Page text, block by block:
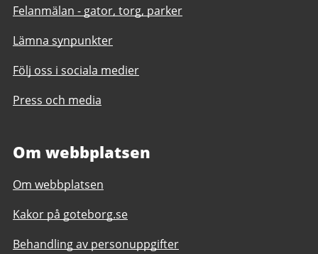
Felanmälan - gator, torg, parker
Lämna synpunkter
Följ oss i sociala medier
Press och media
Om webbplatsen
Om webbplatsen
Kakor på goteborg.se
Behandling av personuppgifter